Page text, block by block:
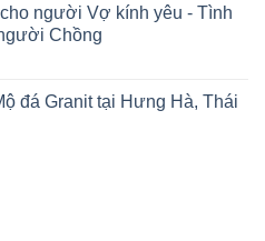
người Vợ kính yêu - Tình
Chồng
đá Granit tại Hưng Hà, Thái